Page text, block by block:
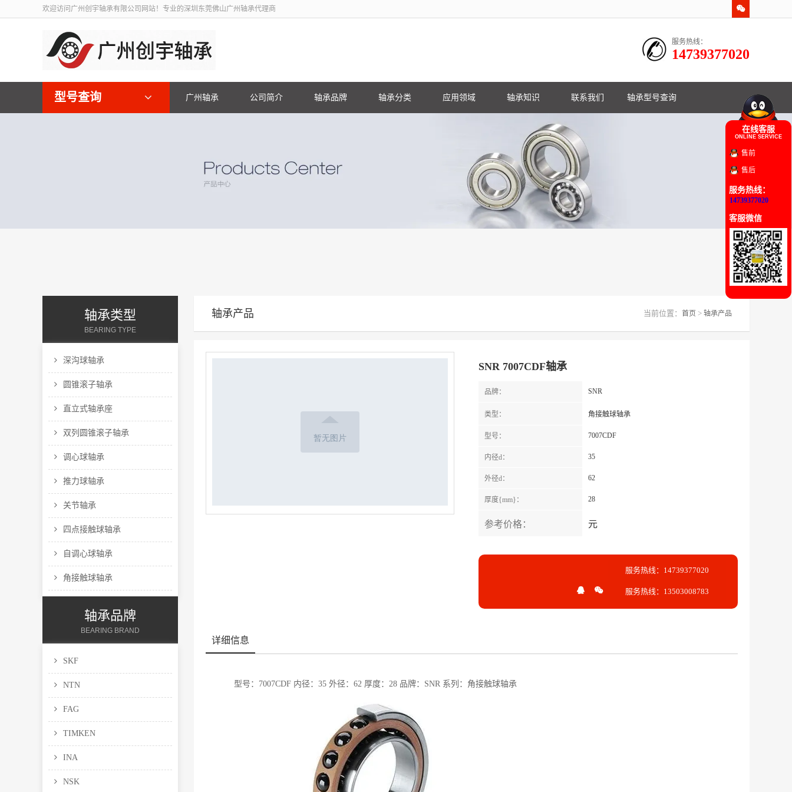
欢迎访问广州创宇轴承有限公司网站！专业的深圳东莞佛山广州轴承代理商
服务热线：
14739377020
型号查询 广州轴承 公司简介 轴承品牌 轴承分类 应用领域 轴承知识 联系我们 轴承型号查询
轴承类型
BEARING TYPE
深沟球轴承
圆锥滚子轴承
直立式轴承座
双列圆锥滚子轴承
调心球轴承
推力球轴承
关节轴承
四点接触球轴承
自调心球轴承
角接触球轴承
轴承品牌
BEARING BRAND
SKF
NTN
FAG
TIMKEN
INA
NSK
轴承产品 当前位置： 首页 > 轴承产品
SNR 7007CDF轴承
品牌： SNR
类型： 角接触球轴承
型号： 7007CDF
内径d： 35
外径d： 62
厚度{mm}： 28
参考价格： 元
服务热线：14739377020
服务热线：13503008783
详细信息
型号：7007CDF 内径：35 外径：62 厚度：28 品牌：SNR 系列：角接触球轴承
在线客服
ONLINE SERVICE
售前
售后
服务热线：
14739377020
客服微信